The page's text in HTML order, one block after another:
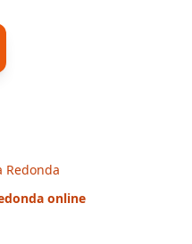
Redonda
online